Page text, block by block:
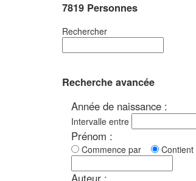
7819 Personnes
Rechercher
Recherche avancée
Année de naissance :
Intervalle entre
Prénom :
Commence par Contient
Auteur :